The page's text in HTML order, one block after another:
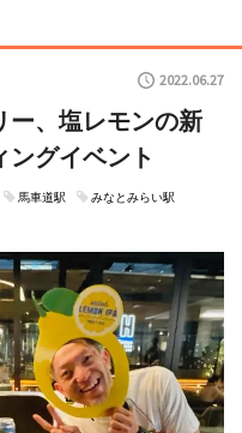
2022.06.27
ー、塩レモンの新
グイベント
馬車道駅
みなとみらい駅